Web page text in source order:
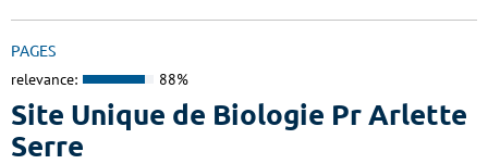
PAGES
relevance: 88%
Site Unique de Biologie Pr Arlette
Serre